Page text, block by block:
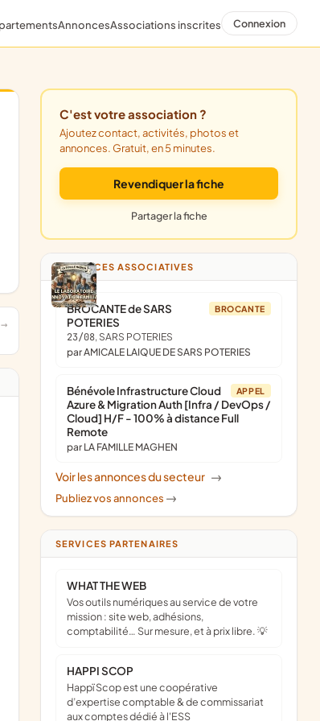
AnnoncesAssociations inscrites Connexion
C'est votre association ?
Ajoutez contact, activités, photos et
annonces. Gratuit, en 5 minutes.
Revendiquer la fiche
Partager la fiche
ANNONCES ASSOCIATIVES
BROCANTE
BROCANTE de SARS
POTERIES
23/08, SARS POTERIES
par AMICALE LAIQUE DE SARS POTERIES
APPEL
Bénévole Infrastructure Cloud
Azure & Migration Auth [Infra / DevOps /
Cloud] H/F - 100% à distance Full
Remote
par LA FAMILLE MAGHEN
Voir les annonces du secteur ->
Publiez vos annonces ->
SERVICES PARTENAIRES
WHAT THE WEB
Vos outils numériques au service de votre
mission : site web, adhésions,
comptabilité… Sur mesure, et à prix libre. 💡
HAPPI SCOP
Happï Scop est une coopérative
d’expertise comptable & de commissariat
aux comptes dédié à l'ESS